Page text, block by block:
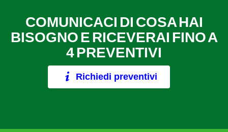
COMUNICACI DI COSA HAI
BISOGNO E RICEVERAI FINO A
4 PREVENTIVI
Richiedi preventivi